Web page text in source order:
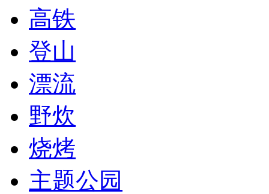
高铁
登山
漂流
野炊
烧烤
主题公园